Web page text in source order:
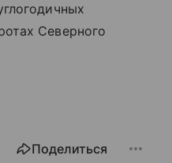
Северного
Поделиться